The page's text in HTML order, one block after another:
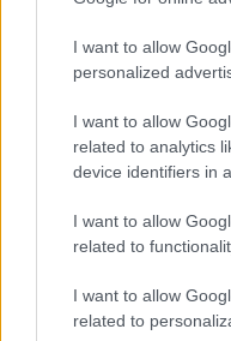
I want to allow
personalized
I want to allow
related to analytics
device identifiers in
I want to allow
related to
I want to allow
related to
szolgálhatnak a
Valódi hackertechnikák
A bemutatott
hálózati
könnyen letölthető,
programokat
A legérdesebb